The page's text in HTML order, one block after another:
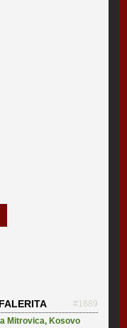
#1689
Mitrovica, Kosovo